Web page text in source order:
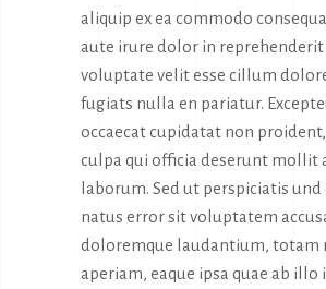
aliquip ex ea commodo
aute irure dolor in reprehenderit
voluptate velit esse cillum
fugiats nulla en pariatur.
occaecat cupidatat non
culpa qui officia deserunt mollit
laborum. Sed ut perspiciatis
natus error sit voluptatem
doloremque laudantium, totam
aperiam, eaque ipsa quae ab illo